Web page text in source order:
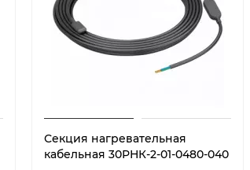
Секция нагревательная
кабельная 30РНК-2-01-0480-040